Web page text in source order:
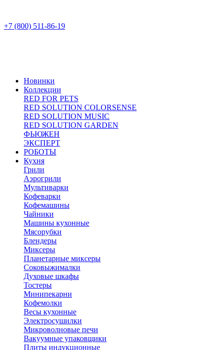
+7 (800) 511-86-19
Новинки
Коллекции
RED FOR PETS
RED SOLUTION COLORSENSE
RED SOLUTION MUSIC
RED SOLUTION GARDEN
ФЬЮЖЕН
ЭКСПЕРТ
РОБОТЫ
Кухня
Грили
Аэрогрили
Мультиварки
Кофеварки
Кофемашины
Чайники
Машины кухонные
Мясорубки
Блендеры
Миксеры
Планетарные миксеры
Соковыжималки
Духовые шкафы
Тостеры
Минипекарни
Кофемолки
Весы кухонные
Электросушилки
Микроволновые печи
Вакуумные упаковщики
Плиты индукционные